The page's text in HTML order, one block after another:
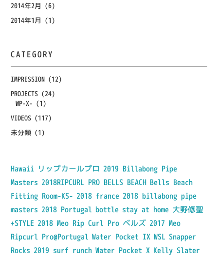
2014年2月 (6)
2014年1月 (1)
CATEGORY
IMPRESSION (12)
PROJECTS (24)
WP-X- (1)
VIDEOS (117)
未分類 (1)
Hawaii リップカールプロ 2019 Billabong Pipe
Masters 2018RIPCURL PRO BELLS BEACH Bells Beach
Fitting Room-KS- 2018 france 2018 billabong pipe
masters 2018 Portugal bottle stay at home 大野修聖
+STYLE 2018 Meo Rip Curl Pro ベルズ 2017 Meo
Ripcurl Pro@Portugal Water Pocket IX WSL Snapper
Rocks 2019 surf runch Water Pocket X Kelly Slater